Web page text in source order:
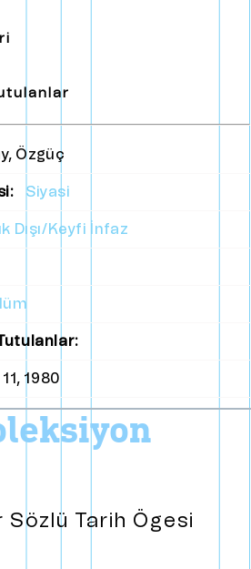
Özgüç
Siyasi
Dışı/Keyfi İnfaz
1980
Sözlü Tarih Ögesi